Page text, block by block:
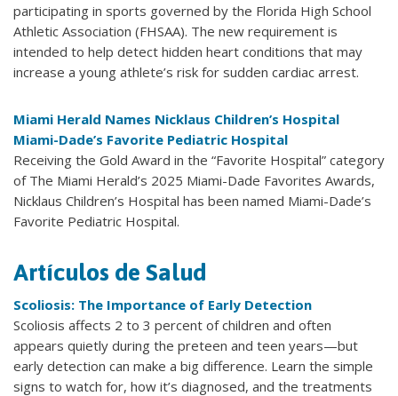
participating in sports governed by the Florida High School
Athletic Association (FHSAA). The new requirement is
intended to help detect hidden heart conditions that may
increase a young athlete’s risk for sudden cardiac arrest.
Miami Herald Names Nicklaus Children’s Hospital
Miami-Dade’s Favorite Pediatric Hospital
Receiving the Gold Award in the “Favorite Hospital” category
of The Miami Herald’s 2025 Miami-Dade Favorites Awards,
Nicklaus Children’s Hospital has been named Miami-Dade’s
Favorite Pediatric Hospital.
Artículos de Salud
Scoliosis: The Importance of Early Detection
Scoliosis affects 2 to 3 percent of children and often
appears quietly during the preteen and teen years—but
early detection can make a big difference. Learn the simple
signs to watch for, how it’s diagnosed, and the treatments